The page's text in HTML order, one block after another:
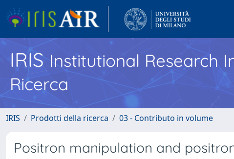
IRISInstitutional Research
Ricerca
IRIS Prodotti della ricerca 03 - Contributo in volume
Positron manipulation and